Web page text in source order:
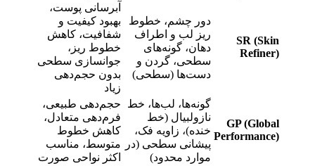
SR (Skin
Refiner)
دور چشم، خطوط
ریز لب و اطراف
دهان، گونه‌های
سطحی، گردن و
دست‌ها (سطحی)
آبرسانی پوست،
بهبود کیفیت و
شفافیت، کاهش
خطوط ریز،
جوانسازی سطحی
بدون حجم‌دهی
زیاد
GP (Global
Performance)
گونه‌ها، لب‌ها، خط
نازولبیال (خط
خنده)، زاویه فک،
پیشانی سطحی (در
موارد محدود)
حجم‌دهی طبیعی،
فرم‌دهی متعادل،
کاهش خطوط
متوسط، مناسب
اکثر نواحی صورت